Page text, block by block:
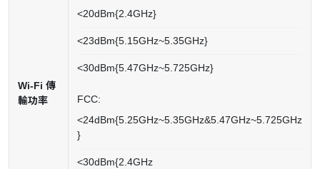
Wi-Fi 傳
輸功率
<20dBm{2.4GHz}
<23dBm{5.15GHz~5.35GHz}
<30dBm{5.47GHz~5.725GHz}
FCC:
<24dBm{5.25GHz~5.35GHz&5.47GHz~5.725GHz
}
<30dBm{2.4GHz